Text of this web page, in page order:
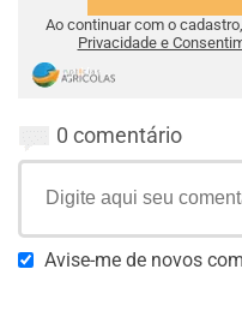
Ao continuar com o
Privacidade e
0 comentário
Avise-me de novos